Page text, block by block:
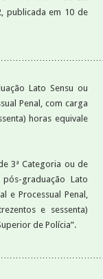
publicada em 10 de
Lato Sensu ou
Penal, com carga
horas equivale
3ª Categoria ou de
graduação Lato
e Processual Penal,
e sessenta)
de Polícia”.